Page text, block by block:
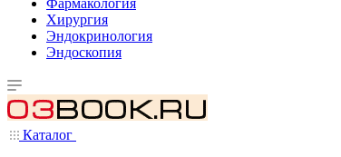
Фармакология
Хирургия
Эндокринология
Эндоскопия
Каталог